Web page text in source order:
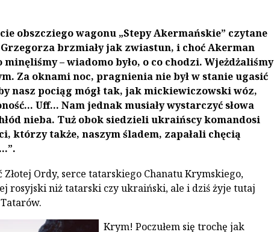
obszcziego wagonu „Stepy Akermańskie” czytane
brzmiały jak zwiastun, i choć Akerman
minęliśmy – wiadomo było, o co chodzi. Wjeżdżaliśmy
Za oknami noc, pragnienia nie był w stanie ugasić
nasz pociąg mógł tak, jak mickiewiczowski wóz,
Uff... Nam jednak musiały wystarczyć słowa
nieba. Tuż obok siedzieli ukraińscy komandosi
którzy także, naszym śladem, zapałali chęcią
Złotej Ordy, serce tatarskiego Chanatu Krymskiego,
rosyjski niż tatarski czy ukraiński, ale i dziś żyje tutaj
Krym! Poczułem się trochę jak